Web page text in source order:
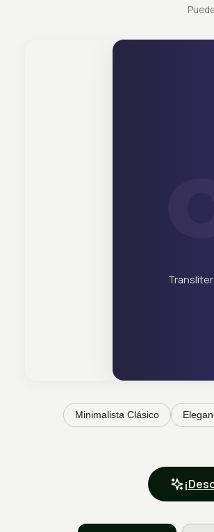
Minimalista Clásico